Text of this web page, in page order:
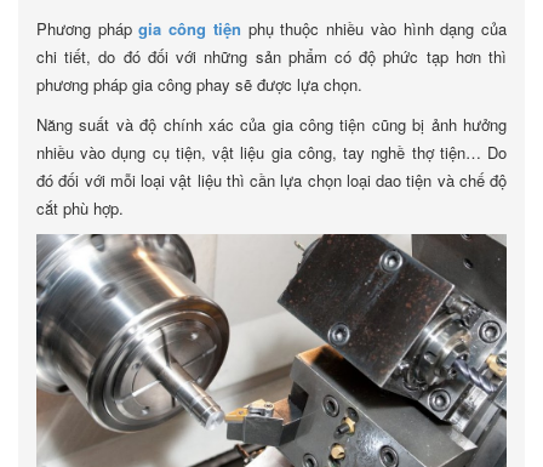
Phương phápgia công tiện phụ thuộc nhiều vào hình dạng của
chi tiết, do đó đối với những sản phẩm có độ phức tạp hơn thì
phương pháp gia công phay sẽ được lựa chọn.
Năng suất và độ chính xác của gia công tiện cũng bị ảnh hưởng
nhiều vào dụng cụ tiện, vật liệu gia công, tay nghề thợ tiện… Do
đó đối với mỗi loại vật liệu thì cần lựa chọn loại dao tiện và chế độ
cắt phù hợp.